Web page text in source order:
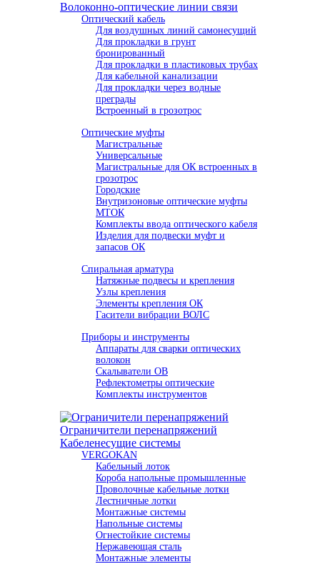
Волоконно-оптические линии связи
Оптический кабель
Для воздушных линий самонесущий
Для прокладки в грунт
бронированный
Для прокладки в пластиковых трубах
Для кабельной канализации
Для прокладки через водные
преграды
Встроенный в грозотрос
Оптические муфты
Магистральные
Универсальные
Магистральные для ОК встроенных в
грозотрос
Городские
Внутризоновые оптические муфты
МТОК
Комплекты ввода оптического кабеля
Изделия для подвески муфт и
запасов ОК
Спиральная арматура
Натяжные подвесы и крепления
Узлы крепления
Элементы крепления ОК
Гасители вибрации ВОЛС
Приборы и инструменты
Аппараты для сварки оптических
волокон
Скалыватели ОВ
Рефлектометры оптические
Комплекты инструментов
Ограничители перенапряжений
Кабеленесущие системы
VERGOKAN
Кабельный лоток
Короба напольные промышленные
Проволочные кабельные лотки
Лестничные лотки
Монтажные системы
Напольные системы
Огнестойкие системы
Нержавеющая сталь
Монтажные элементы